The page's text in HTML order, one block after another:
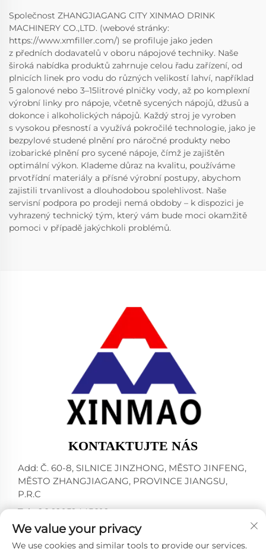
Společnost ZHANGJIAGANG CITY XINMAO DRINK
MACHINERY CO.,LTD. (webové stránky:
https://www.xmfiller.com/) se profiluje jako jeden
z předních dodavatelů v oboru nápojové techniky. Naše
široká nabídka produktů zahrnuje celou řadu zařízení, od
plnicích linek pro vodu do různých velikostí lahví, například
5 galonové nebo 3–15litrové plničky vody, až po komplexní
výrobní linky pro nápoje, včetně sycených nápojů, džusů a
dokonce i alkoholických nápojů. Každý stroj je vyroben
s vysokou přesností a využívá pokročilé technologie, jako je
bezpylové studené plnění pro náročné produkty nebo
izobarické plnění pro sycené nápoje, čímž je zajištěn
optimální výkon. Klademe důraz na kvalitu, používáme
prvotřídní materiály a přísné výrobní postupy, abychom
zajistili trvanlivost a dlouhodobou spolehlivost. Naše
servisní podpora po prodeji nemá obdoby – k dispozici je
vyhrazený technický tým, který vám bude moci okamžitě
pomoci v případě jakýchkoli problémů.
KONTAKTUJTE NÁS
Add: Č. 60-8, SILNICE JINZHONG, MĚSTO JINFENG,
MĚSTO ZHANGJIAGANG, PROVINCE JIANGSU,
P.R.C
Tel:+86-18952445692
E-mail: [email protected]
We value your privacy
We use cookies and similar tools to provide our services.